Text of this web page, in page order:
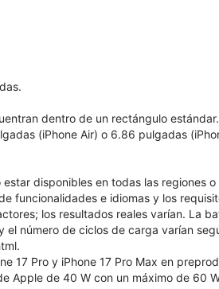
dentro de un rectángulo
(iPhone Air) o 6.86 pulgadas
disponibles en todas las regiones o
funcionalidades e idiomas y los
los resultados reales varían. La
número de ciclos de carga varían
17 Pro y iPhone 17 Pro Max en
Apple de 40 W con un máximo de 60